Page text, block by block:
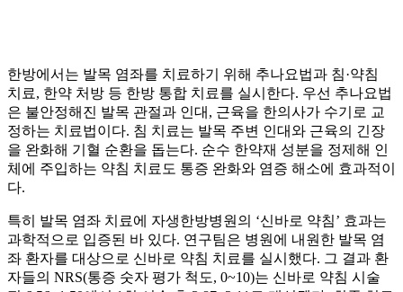
한방에서는 발목 염좌를 치료하기 위해 추나요법과 침·약침
치료, 한약 처방 등 한방 통합 치료를 실시한다. 우선 추나요법
은 불안정해진 발목 관절과 인대, 근육을 한의사가 수기로 교
정하는 치료법이다. 침 치료는 발목 주변 인대와 근육의 긴장
을 완화해 기혈 순환을 돕는다. 순수 한약재 성분을 정제해 인
체에 주입하는 약침 치료도 통증 완화와 염증 해소에 효과적이
다.
특히 발목 염좌 치료에 자생한방병원의 ‘신바로 약침’ 효과는
과학적으로 입증된 바 있다. 연구팀은 병원에 내원한 발목 염
좌 환자를 대상으로 신바로 약침 치료를 실시했다. 그 결과 환
자들의 NRS(통증 숫자 평가 척도, 0~10)는 신바로 약침 시술